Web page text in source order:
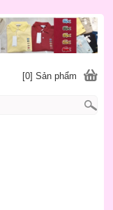
[0] Sản phẩm